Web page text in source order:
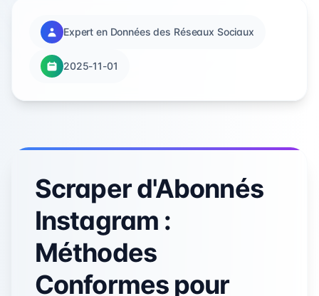
Expert en Données des Réseaux Sociaux
2025-11-01
Scraper d'Abonnés
Instagram :
Méthodes
Conformes pour